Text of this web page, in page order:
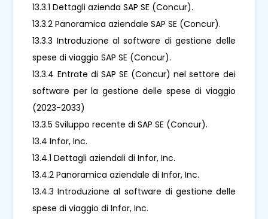
13.3.1 Dettagli azienda SAP SE (Concur).
13.3.2 Panoramica aziendale SAP SE (Concur).
13.3.3 Introduzione al software di gestione delle
spese di viaggio SAP SE (Concur).
13.3.4 Entrate di SAP SE (Concur) nel settore dei
software per la gestione delle spese di viaggio
(2023-2033)
13.3.5 Sviluppo recente di SAP SE (Concur).
13.4 Infor, Inc.
13.4.1 Dettagli aziendali di Infor, Inc.
13.4.2 Panoramica aziendale di Infor, Inc.
13.4.3 Introduzione al software di gestione delle
spese di viaggio di Infor, Inc.